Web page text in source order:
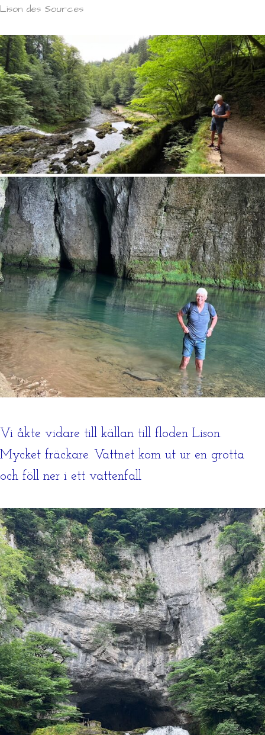
Lison des Sources
Vi åkte vidare till källan till floden Lison.
Mycket fräckare. Vattnet kom ut ur en grotta
och föll ner i ett vattenfall